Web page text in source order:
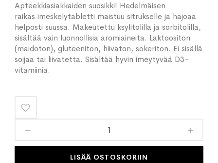
Apteekkiasiakkaiden suosikki! Hedelmäisen
raikas imeskelytabletti maistuu sitrukselle ja hajoaa
helposti suussa. Makeutettu ksylitolilla ja sorbitolilla,
sisältää vain luonnollisia aromiaineita. Laktoositon
(maidoton), gluteeniton, hiivaton, sokeriton. Ei sisällä
soijaa tai liivatetta. Sisältää hyvin imeytyvää D3-
vitamiinia.
toivelistaan
LISÄÄ OSTOSKORIIN